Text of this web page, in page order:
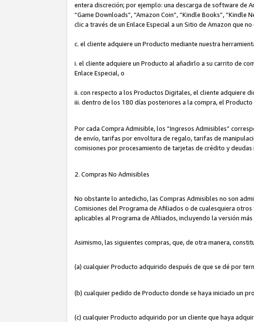
entera discreción; por ejemplo: una descarga de software de
“Game Downloads”, “Amazon Coin”, “Kindle Books”,
clic a través de un Enlace Especial a un Sitio de Amazon que
c. el cliente adquiere un Producto mediante nuestra
i. el cliente adquiere un Producto al añadirlo a su carrito de
Enlace Especial, o
ii. con respecto a los Productos Digitales, el cliente adquiere
iii. dentro de los 180 días posteriores a la compra, el
Por cada Compra Admisible, los “Ingresos Admisibles”
de envío, tarifas por envoltura de regalo, tarifas de
comisiones por procesamiento de tarjetas de crédito y deudas
2. Compras No Admisibles
No obstante lo antedicho, las Compras Admisibles no son
Comisiones del Programa de Afiliados o de cualesquiera
aplicables al Programa de Afiliados, incluyendo la versión
Asimismo, las siguientes compras, que, de otra manera,
(a) cualquier Producto adquirido después de que se dé por
(b) cualquier pedido de Producto donde se haya iniciado un
(c) cualquier Producto adquirido por un cliente que haya